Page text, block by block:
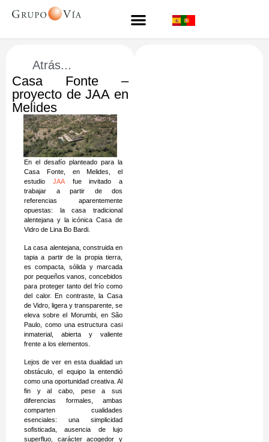
Atrás...
Casa Fonte –
proyecto de JAA en
Melides
En el desafío planteado para la
Casa Fonte, en Melides, el
estudio JAAfue invitado a
trabajar a partir de dos
referencias aparentemente
opuestas: la casa tradicional
alentejana y la icónica Casa de
Vidro de Lina Bo Bardi.
La casa alentejana, construida en
tapia a partir de la propia tierra,
es compacta, sólida y marcada
por pequeños vanos, concebidos
para proteger tanto del frío como
del calor. En contraste, la Casa
de Vidro, ligera y transparente, se
eleva sobre el Morumbi, en São
Paulo, como una estructura casi
inmaterial, abierta y valiente
frente a los elementos.
Lejos de ver en esta dualidad un
obstáculo, el equipo la entendió
como una oportunidad creativa. Al
fin y al cabo, pese a sus
diferencias formales, ambas
comparten cualidades
esenciales: una simplicidad
sofisticada, ausencia de lujo
superfluo, carácter acogedor y